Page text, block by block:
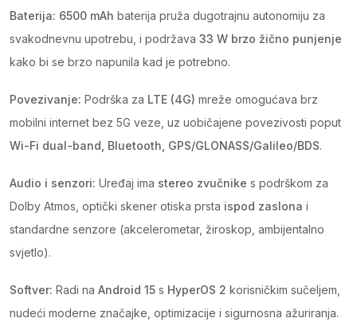
Baterija: 6500 mAh baterija pruža dugotrajnu autonomiju za
svakodnevnu upotrebu, i podržava 33 W brzo žično punjenje
kako bi se brzo napunila kad je potrebno.
Povezivanje: Podrška za LTE (4G) mreže omogućava brz
mobilni internet bez 5G veze, uz uobičajene povezivosti poput
Wi-Fi dual-band, Bluetooth, GPS/GLONASS/Galileo/BDS.
Audio i senzori: Uređaj ima stereo zvučnike s podrškom za
Dolby Atmos, optički skener otiska prsta ispod zaslona i
standardne senzore (akcelerometar, žiroskop, ambijentalno
svjetlo).
Softver: Radi na Android 15 s HyperOS 2 korisničkim sučeljem,
nudeći moderne značajke, optimizacije i sigurnosna ažuriranja.